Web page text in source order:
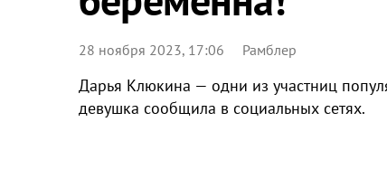
28 ноября 2023, 17:06 Рамблер
Дарья Клюкина — одни из участниц
девушка сообщила в социальных сетях.